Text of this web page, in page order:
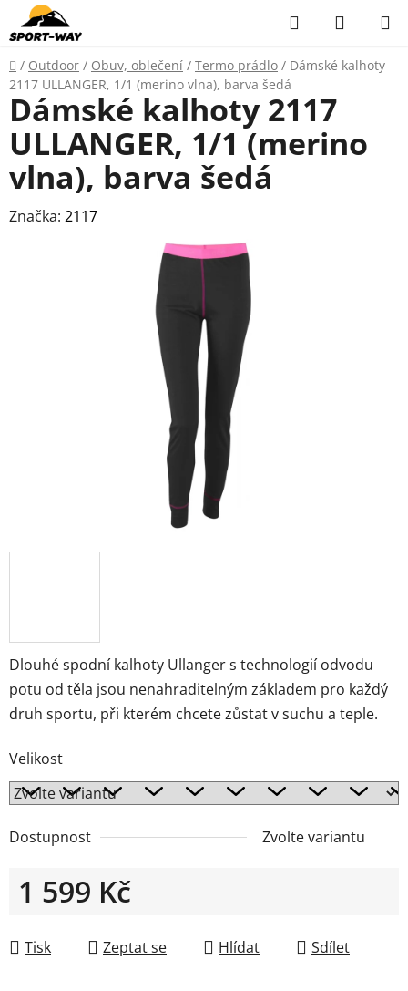
Přejít
na
obsah
Hledat
KOŠÍK
Domů
/ Outdoor / Obuv, oblečení / Termo prádlo / Dámské kalhoty
2117 ULLANGER, 1/1 (merino vlna), barva šedá
Dlouhé spodní kalhoty Ullanger s technologií odvodu
potu od těla jsou nenahraditelným základem pro každý
druh sportu, při kterém chcete zůstat v suchu a teple.
Velikost
Dostupnost Zvolte variantu
1 599 Kč
Tisk
Zeptat se Hlídat Sdílet
Dámské kalhoty 2117
ULLANGER, 1/1 (merino
vlna), barva šedá
Značka: 2117